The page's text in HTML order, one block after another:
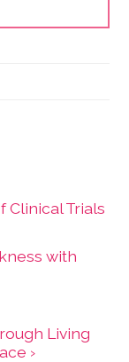
Clinical Trials
with
Living
›